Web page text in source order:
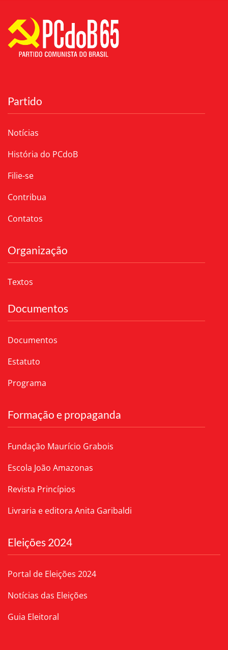
Partido
Notícias
História do PCdoB
Filie-se
Contribua
Contatos
Organização
Textos
Documentos
Documentos
Estatuto
Programa
Formação e propaganda
Fundação Maurício Grabois
Escola João Amazonas
Revista Princípios
Livraria e editora Anita Garibaldi
Eleições 2024
Portal de Eleições 2024
Notícias das Eleições
Guia Eleitoral